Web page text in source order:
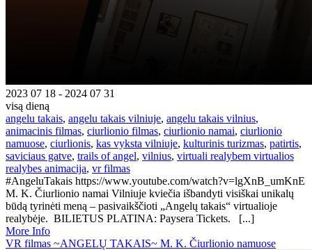
2023 07 18 - 2024 07 31
visą dieną
angelu takais, angelu takais vilniuje, angelu takais vilnius,
animacinis filmas, ciurlionio filmas, ciurlionio namai, ciurlionio
namuose, ciurlionis, kas vyksta vilniuje, kulturinis turizmas, patirtis,
saviciaus gatve, trails of angel, vilnius, virtuali realybem virtualios
realybes animacija, vr filmas
#AngeluTakais https://www.youtube.com/watch?v=lgXnB_umKnE
M. K. Čiurlionio namai Vilniuje kviečia išbandyti visiškai unikalų
būdą tyrinėti meną – pasivaikščioti „Angelų takais“ virtualioje
realybėje. BILIETUS PLATINA: Paysera Tickets. [...]
More Info
VR filmas ~ANGELŲ TAKAIS~ M. K. Čiurlionio namuose